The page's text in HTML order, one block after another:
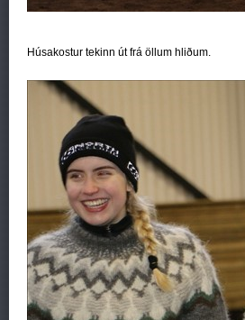
Húsakostur tekinn út frá öllum hliðum.